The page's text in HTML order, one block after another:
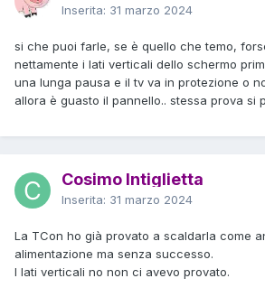
Inserita: 31 marzo 2024
si che puoi farle, se è quello che temo,
nettamente i lati verticali dello schermo
una lunga pausa e il tv va in protezione o
allora è guasto il pannello.. stessa prova si
Cosimo Intiglietta
Inserita: 31 marzo 2024
La TCon ho già provato a scaldarla come
alimentazione ma senza successo.
I lati verticali no non ci avevo provato.